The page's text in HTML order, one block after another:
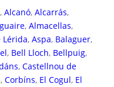
, Alcanó, Alcarrás,
, Almacellas,
Lérida, Aspa, Balaguer,
, Bell Lloch, Bellpuig,
, Castellnou de
, Corbíns, El Cogul, El